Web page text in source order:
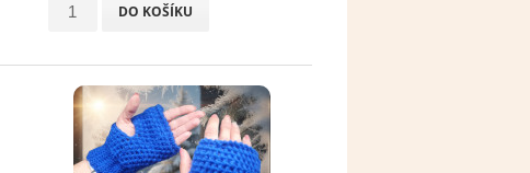
DO KOŠÍKU